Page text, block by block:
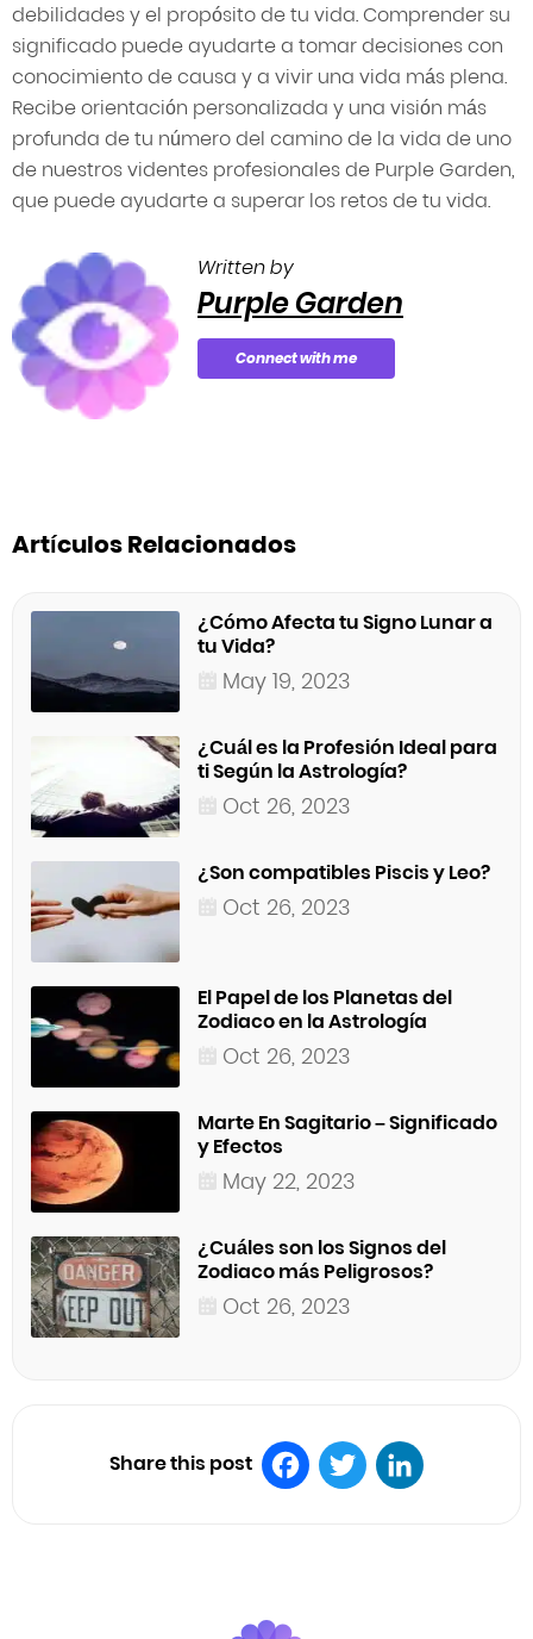
debilidades y el propósito de tu vida. Comprender su
significado puede ayudarte a tomar decisiones con
conocimiento de causa y a vivir una vida más plena.
Recibe orientación personalizada y una visión más
profunda de tu número del camino de la vida de uno
de nuestros videntes profesionales de Purple Garden,
que puede ayudarte a superar los retos de tu vida.
Written by
Purple Garden
Connect with me
Artículos Relacionados
¿Cómo Afecta tu Signo Lunar a
tu Vida?
May 19, 2023
¿Cuál es la Profesión Ideal para
ti Según la Astrología?
Oct 26, 2023
¿Son compatibles Piscis y Leo?
Oct 26, 2023
El Papel de los Planetas del
Zodiaco en la Astrología
Oct 26, 2023
Marte En Sagitario – Significado
y Efectos
May 22, 2023
¿Cuáles son los Signos del
Zodiaco más Peligrosos?
Oct 26, 2023
Share this post